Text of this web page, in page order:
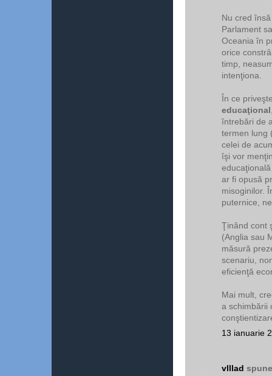
Nu cred
Parlament
Oceania în
orice
timp,
intenţiona.
În ce
educaţional
întrebări de
termen lung
celei de
îşi vor
ar fi opusă
misoginilor.
puternice,
Ţinând cont
(Anglia sau
măsură
scenariu,
eficienţă
Mai mult,
a schimbării
13 ianuarie
vlllad